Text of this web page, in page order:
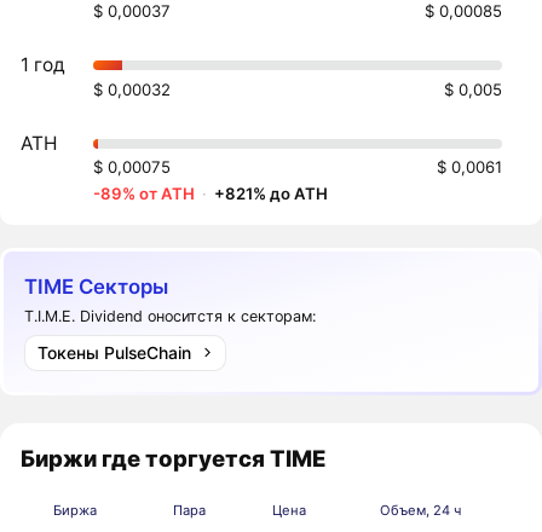
$ 0,00037 $ 0,00085
1 год
$ 0,00032 $ 0,005
ATH
$ 0,00075
$ 0,0061
-89% от ATH · +821% до ATH
TIME Секторы
T.I.M.E. Dividend оноситстя к секторам:
Токены PulseChain
Биржи где торгуется TIME
Биржа Пара Цена Объем, 24 ч